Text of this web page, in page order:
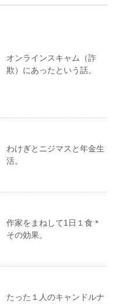
オンラインスキャム（詐
欺）にあったという話。
わけぎとニジマスと年金生
活。
作家をまねして1日１食＊
その効果。
たった１人のキャンドルナ